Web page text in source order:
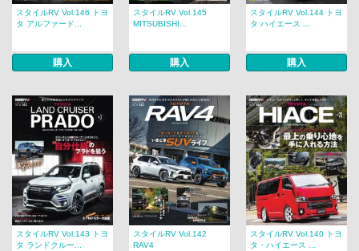
スタイルRV Vol.146 トヨ
タ アルファード...
購入
スタイルRV Vol.145
MITSUBISHI...
購入
スタイルRV Vol.144 トヨ
タ ハイエース ...
購入
スタイルRV Vol.143 トヨ
タ ランドクルー...
スタイルRV Vol.142
RAV4
スタイルRV Vol.140 トヨ
タ・ハイエース ...